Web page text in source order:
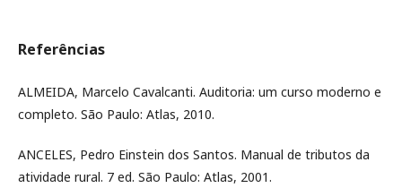
Referências
ALMEIDA, Marcelo Cavalcanti. Auditoria: um curso moderno e
completo. São Paulo: Atlas, 2010.
ANCELES, Pedro Einstein dos Santos. Manual de tributos da
atividade rural. 7 ed. São Paulo: Atlas, 2001.